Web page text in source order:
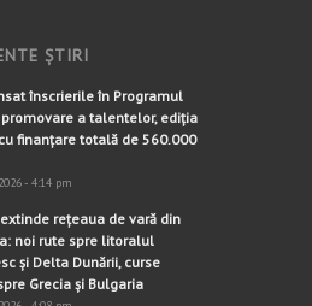
ȘTIRI
înscrierile în Programul
promovare a talentelor, ediția
finanțare totală de 560.000
- 4:14 pm
rețeaua de vară din
noi rute spre litoralul
și Delta Dunării, curse
Grecia și Bulgaria